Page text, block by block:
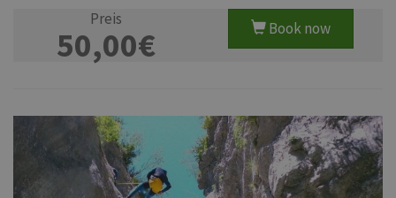
Preis
50,00€ Book now